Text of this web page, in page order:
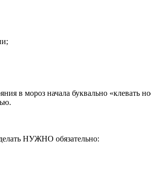
в мороз начала буквально «клевать
НУЖНО обязательно: